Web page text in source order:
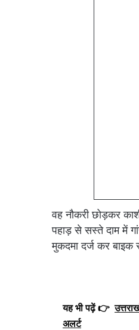
वह नौकरी छोड़कर
पहाड़ से सस्ते दाम में
मुकदमा दर्ज कर बाइक
यह भी पढ़ें 👉
अलर्ट